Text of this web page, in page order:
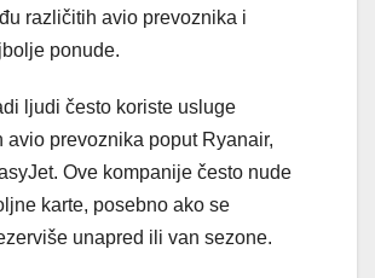
različitih avio prevoznika i
ponude.
ljudi često koriste usluge
avio prevoznika poput Ryanair,
Ove kompanije često nude
karte, posebno ako se
unapred ili van sezone.